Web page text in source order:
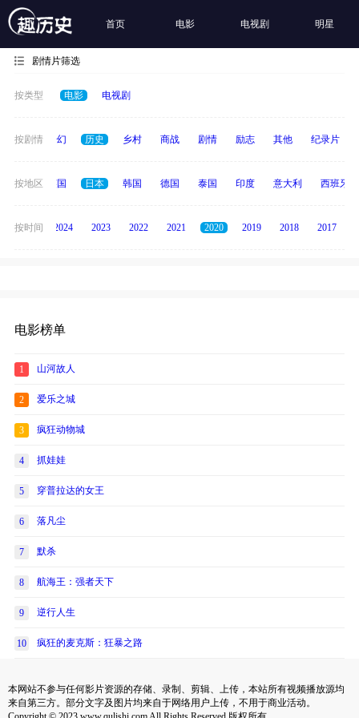
首页 电影 电视剧 明星
剧情片筛选
按类型 电影 电视剧
按剧情
动作 奇幻 历史 乡村 商战 剧情 励志 其他 纪录片
按地区
法国 英国 日本 韩国 德国 泰国 印度 意大利 西班牙
按时间
2025 2024 2023 2022 2021 2020 2019 2018 2017
电影榜单
1 山河故人
2 爱乐之城
3 疯狂动物城
4 抓娃娃
5 穿普拉达的女王
6 落凡尘
7 默杀
8 航海王：强者天下
9 逆行人生
10 疯狂的麦克斯：狂暴之路
本网站不参与任何影片资源的存储、录制、剪辑、上传，本站所有视频播放源均
来自第三方。部分文字及图片均来自于网络用户上传，不用于商业活动。